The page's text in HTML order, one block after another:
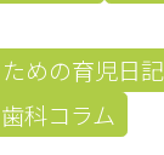
めの育児日記
歯科コラム